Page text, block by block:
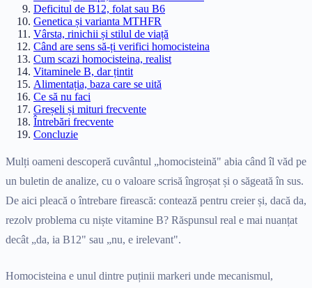
Deficitul de B12, folat sau B6
Genetica și varianta MTHFR
Vârsta, rinichii și stilul de viață
Când are sens să-ți verifici homocisteina
Cum scazi homocisteina, realist
Vitaminele B, dar țintit
Alimentația, baza care se uită
Ce să nu faci
Greșeli și mituri frecvente
Întrebări frecvente
Concluzie
Mulți oameni descoperă cuvântul „homocisteină" abia când îl văd pe
un buletin de analize, cu o valoare scrisă îngroșat și o săgeată în sus.
De aici pleacă o întrebare firească: contează pentru creier și, dacă da,
rezolv problema cu niște vitamine B? Răspunsul real e mai nuanțat
decât „da, ia B12" sau „nu, e irelevant".
Homocisteina e unul dintre puținii markeri unde mecanismul,